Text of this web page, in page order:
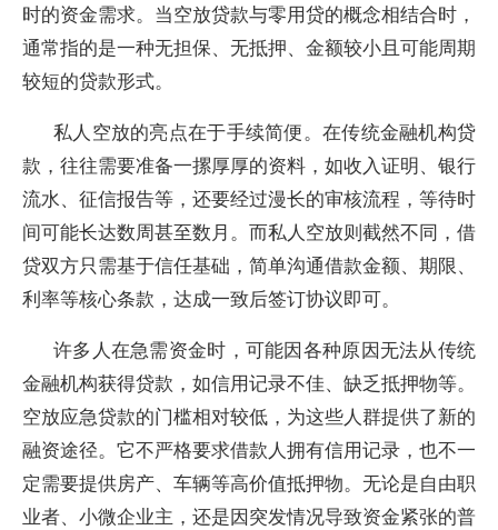
时的资金需求。当空放贷款与零用贷的概念相结合时，
通常指的是一种无担保、无抵押、金额较小且可能周期
较短的贷款形式。
私人空放的亮点在于手续简便。在传统金融机构贷
款，往往需要准备一摞厚厚的资料，如收入证明、银行
流水、征信报告等，还要经过漫长的审核流程，等待时
间可能长达数周甚至数月。而私人空放则截然不同，借
贷双方只需基于信任基础，简单沟通借款金额、期限、
利率等核心条款，达成一致后签订协议即可。
许多人在急需资金时，可能因各种原因无法从传统
金融机构获得贷款，如信用记录不佳、缺乏抵押物等。
空放应急贷款的门槛相对较低，为这些人群提供了新的
融资途径。它不严格要求借款人拥有信用记录，也不一
定需要提供房产、车辆等高价值抵押物。无论是自由职
业者、小微企业主，还是因突发情况导致资金紧张的普